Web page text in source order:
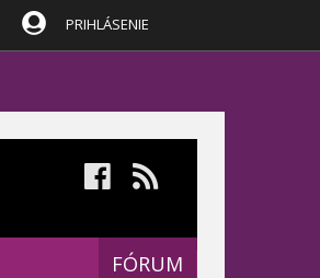
PRIHLÁSENIE
FÓRUM